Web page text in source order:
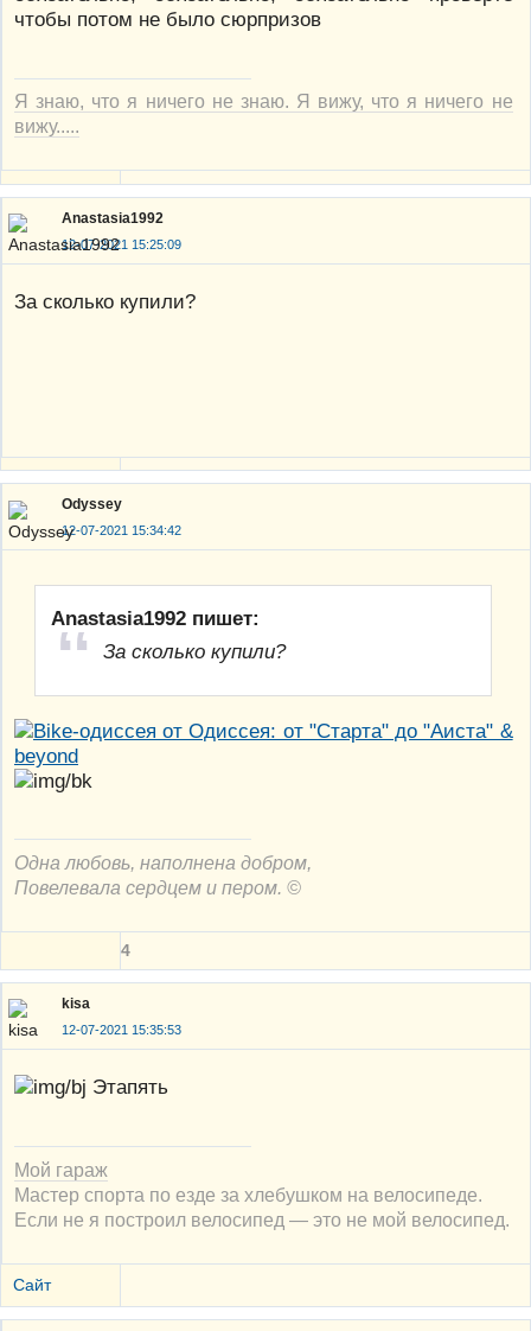
чтобы потом не было сюрпризов
Я знаю, что я ничего не знаю. Я вижу, что я ничего не
вижу.....
Anastasia1992
12-07-2021 15:25:09
За сколько купили?
Odyssey
12-07-2021 15:34:42
Anastasia1992 пишет:
За сколько купили?
Одна любовь, наполнена добром,
Повелевала сердцем и пером. ©
4
kisa
12-07-2021 15:35:53
Этапять
Мой гараж
Мастер спорта по езде за хлебушком на велосипеде.
Если не я построил велосипед — это не мой велосипед.
Сайт